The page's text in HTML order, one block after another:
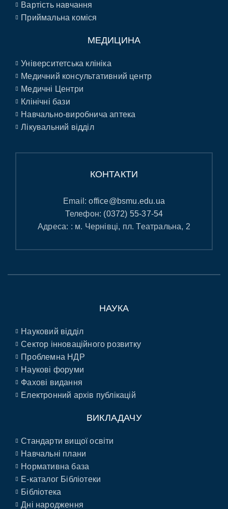
Вартість навчання
Приймальна коміся
МЕДИЦИНА
Університетська клініка
Медичний консультативний центр
Медичні Центри
Клінічні бази
Навчально-виробнича аптека
Лікувальний відділ
КОНТАКТИ
Email:office@bsmu.edu.ua
Телефон: (0372) 55-37-54
Адреса: : м. Чернівці, пл. Театральна, 2
НАУКА
Науковий відділ
Сектор інноваційного розвитку
Проблемна НДР
Наукові форуми
Фахові видання
Електронний архів публікацій
ВИКЛАДАЧУ
Стандарти вищої освіти
Навчальні плани
Нормативна база
E-каталог Бібліотеки
Бібліотека
Дні народження